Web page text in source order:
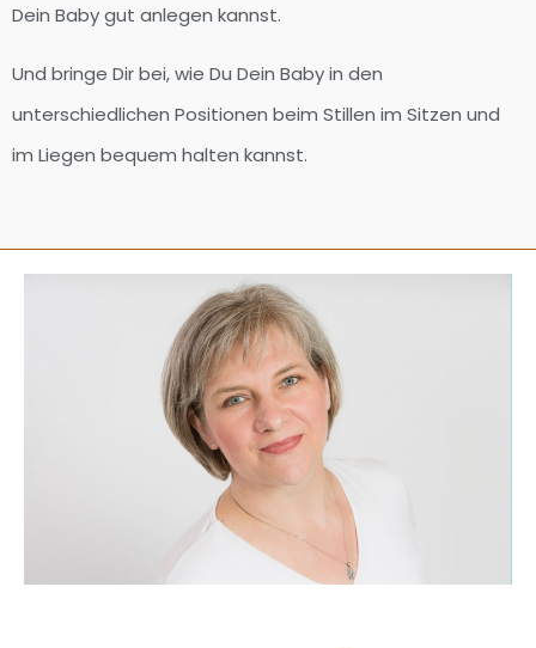
Dein Baby gut anlegen kannst.
Und bringe Dir bei, wie Du Dein Baby in den
unterschiedlichen Positionen beim Stillen im Sitzen und
im Liegen bequem halten kannst.